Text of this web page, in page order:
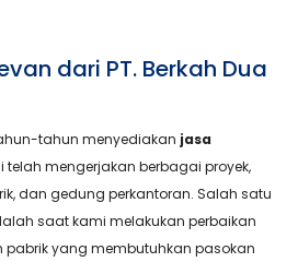
dari PT. Berkah Dua
tahun menyediakan jasa
telah mengerjakan berbagai proyek,
dan gedung perkantoran. Salah satu
saat kami melakukan perbaikan
yang membutuhkan pasokan